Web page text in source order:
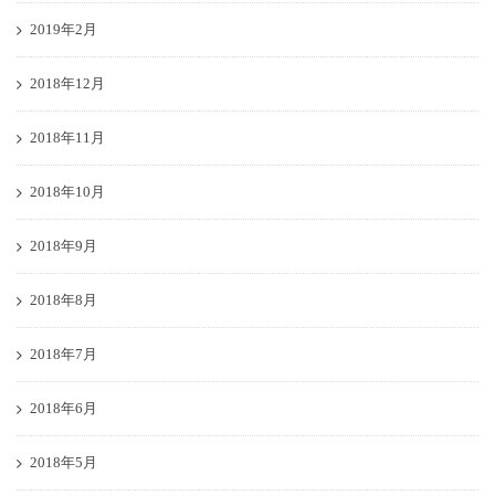
2019年2月
2018年12月
2018年11月
2018年10月
2018年9月
2018年8月
2018年7月
2018年6月
2018年5月